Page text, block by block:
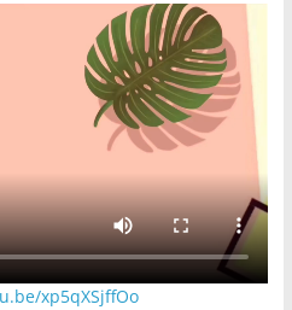
xp5qXSjffOo